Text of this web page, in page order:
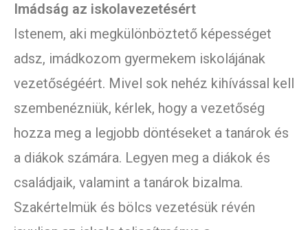
Imádság az iskolavezetésért
Istenem, aki megkülönböztető képességet
adsz, imádkozom gyermekem iskolájának
vezetőségéért. Mivel sok nehéz kihívással kell
szembenézniük, kérlek, hogy a vezetőség
hozza meg a legjobb döntéseket a tanárok és
a diákok számára. Legyen meg a diákok és
családjaik, valamint a tanárok bizalma.
Szakértelmük és bölcs vezetésük révén